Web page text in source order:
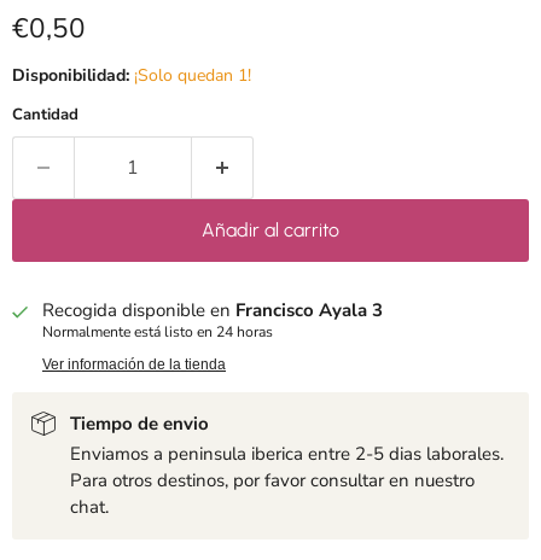
Precio actual
€0,50
Disponibilidad: ¡Solo quedan 1!
Cantidad
Añadir al carrito
Recogida disponible en Francisco Ayala 3
Normalmente está listo en 24 horas
Ver información de la tienda
Tiempo de envio
Enviamos a peninsula iberica entre 2-5 dias laborales.
Para otros destinos, por favor consultar en nuestro
chat.